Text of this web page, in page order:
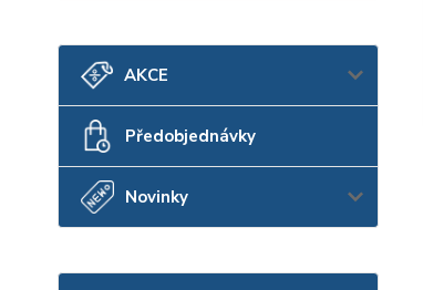
AKCE
Předobjednávky
Novinky